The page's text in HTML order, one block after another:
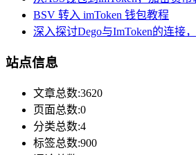
BSV 转入 imToken 钱包教程
深入探讨Dego与ImToken的连接
站点信息
文章总数:3620
页面总数:0
分类总数:4
标签总数:900